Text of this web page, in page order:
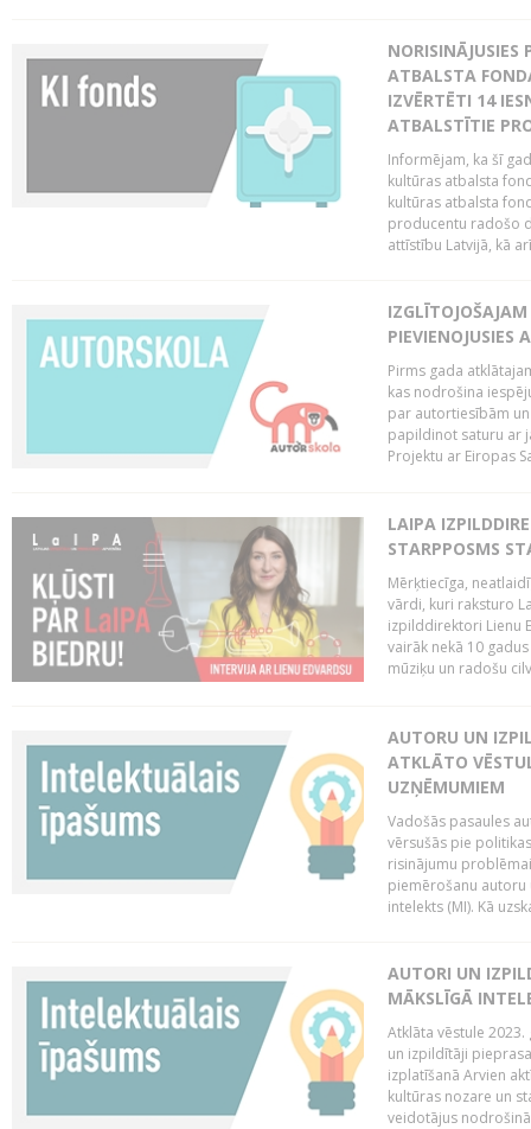
ATBALSTA
IZVĒRTĒTI 14
ATBALSTĪTIE
Informējam, ka šī
kultūras atbalsta
kultūras atbalsta
producentu radošo
attīstību Latvijā, kā
PIEVIENOJUSIES
Pirms gada
kas nodrošina
par autortiesībām
papildinot saturu ar
Projektu ar Eiropas
LAIPA
STARPPOSMS
Mērķtiecīga,
vārdi, kuri raksturo
izpilddirektori Lienu
vairāk nekā 10
mūziķu un radošu
AUTORU UN
ATKLĀTO
UZŅĒMUMIEM
Vadošās pasaules
vērsušās pie
risinājumu
piemērošanu autoru
intelekts (MI). Kā
AUTORI UN
MĀKSLĪGĀ
Atklāta vēstule
un izpildītāji
izplatīšanā Arvien
kultūras nozare un
veidotājus